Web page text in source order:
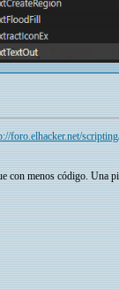
foro.elhacker.net/
con menos código.